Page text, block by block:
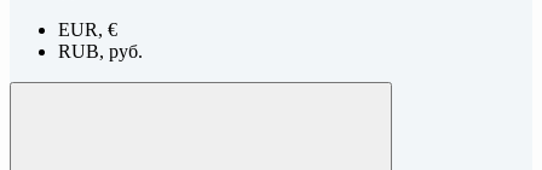
EUR, €
RUB, руб.